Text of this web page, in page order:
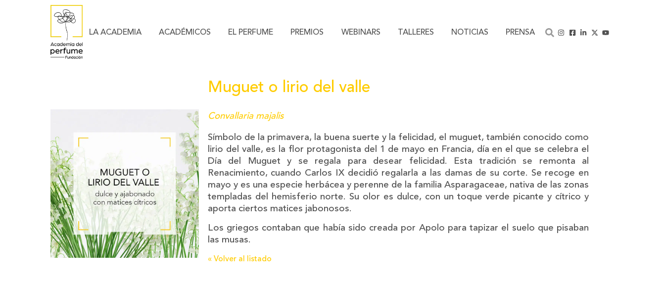
LA ACADEMIA ACADÉMICOS EL PERFUME PREMIOS WEBINARS TALLERES NOTICIAS PRENSA
Muguet o lirio del valle
Convallaria majalis
Símbolo de la primavera, la buena suerte y la felicidad, el muguet, también conocido como
lirio del valle, es la flor protagonista del 1 de mayo en Francia, día en el que se celebra el
Día del Muguet y se regala para desear felicidad. Esta tradición se remonta al
Renacimiento, cuando Carlos IX decidió regalarla a las damas de su corte. Se recoge en
mayo y es una especie herbácea y perenne de la familia Asparagaceae, nativa de las zonas
templadas del hemisferio norte. Su olor es dulce, con un toque verde picante y cítrico y
aporta ciertos matices jabonosos.
Los griegos contaban que había sido creada por Apolo para tapizar el suelo que pisaban
las musas.
« Volver al listado